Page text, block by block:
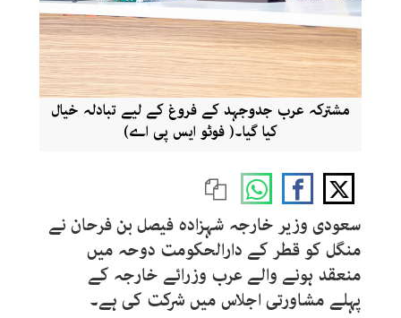
مشترکہ عرب جدوجہد کے فروغ کے لیے تبادلہ خیال
کیا گیا۔( فوٹو ایس پی اے)
سعودی وزیر خارجہ شہزادہ فیصل بن فرحان نے
منگل کو قطر کے دارالحکومت دوحہ میں
منعقد ہونے والے عرب وزرائے خارجہ کے
پہلے مشاورتی اجلاس میں شرکت کی ہے۔